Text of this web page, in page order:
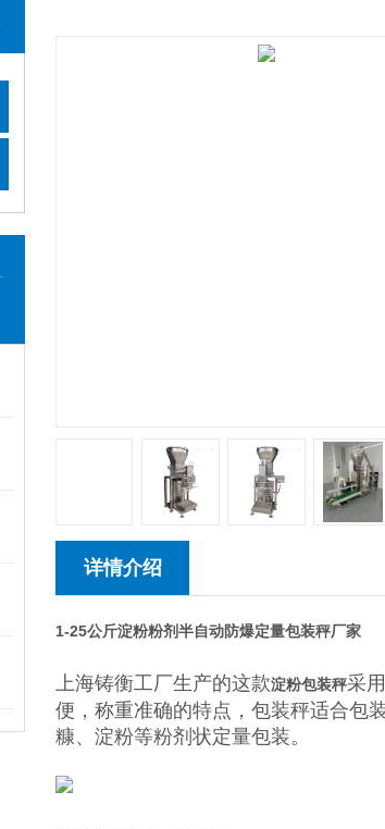
详情介绍
1-25公斤淀粉粉剂半自动防爆定量包装秤厂家
上海铸衡工厂生产的这款淀粉包装秤采
便，称重准确的特点，包装秤适合包
糠、淀粉等粉剂状定量包装。